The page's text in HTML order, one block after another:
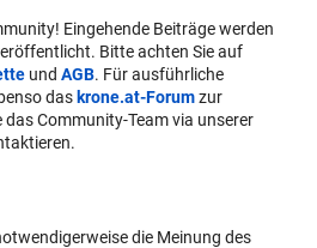
Eingehende Beiträge werden
Bitte achten Sie auf
und AGB. Für ausführliche
das krone.at-Forumzur
das Community-Team via unserer
die Meinung des